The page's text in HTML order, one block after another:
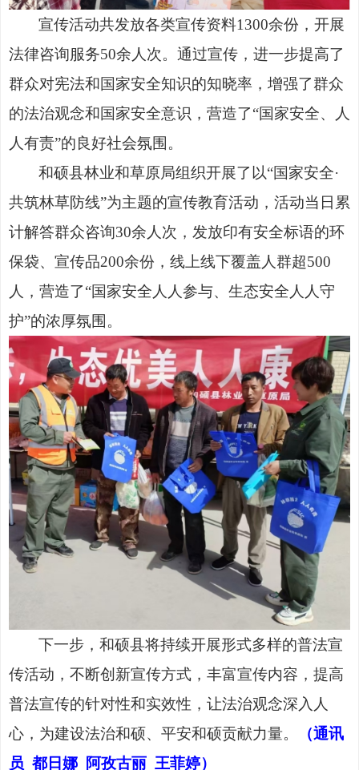
宣传活动共发放各类宣传资料1300余份，开展
法律咨询服务50余人次。通过宣传，进一步提高了
群众对宪法和国家安全知识的知晓率，增强了群众
的法治观念和国家安全意识，营造了“国家安全、人
人有责”的良好社会氛围。
和硕县林业和草原局组织开展了以“国家安全·
共筑林草防线”为主题的宣传教育活动，活动当日累
计解答群众咨询30余人次，发放印有安全标语的环
保袋、宣传品200余份，线上线下覆盖人群超500
人，营造了“国家安全人人参与、生态安全人人守
护”的浓厚氛围。
下一步，和硕县将持续开展形式多样的普法宣
传活动，不断创新宣传方式，丰富宣传内容，提高
普法宣传的针对性和实效性，让法治观念深入人
心，为建设法治和硕、平安和硕贡献力量。
（通讯
员 都日娜 阿孜古丽 王菲婷）